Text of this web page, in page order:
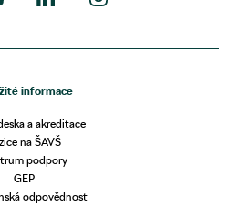
informace
a akreditace
na ŠAVŠ
podpory
GEP
odpovědnost